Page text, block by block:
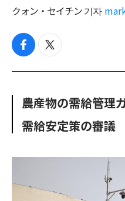
クォン・セイチン 기자
f
c
o
k
t
i
e
農産物の需給管理
需給安定策の審議